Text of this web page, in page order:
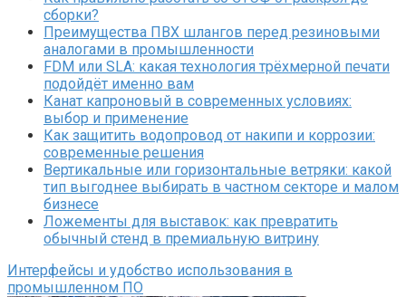
сборки?
Преимущества ПВХ шлангов перед резиновыми
аналогами в промышленности
FDM или SLA: какая технология трёхмерной печати
подойдёт именно вам
Канат капроновый в современных условиях:
выбор и применение
Как защитить водопровод от накипи и коррозии:
современные решения
Вертикальные или горизонтальные ветряки: какой
тип выгоднее выбирать в частном секторе и малом
бизнесе
Ложементы для выставок: как превратить
обычный стенд в премиальную витрину
Интерфейсы и удобство использования в
промышленном ПО